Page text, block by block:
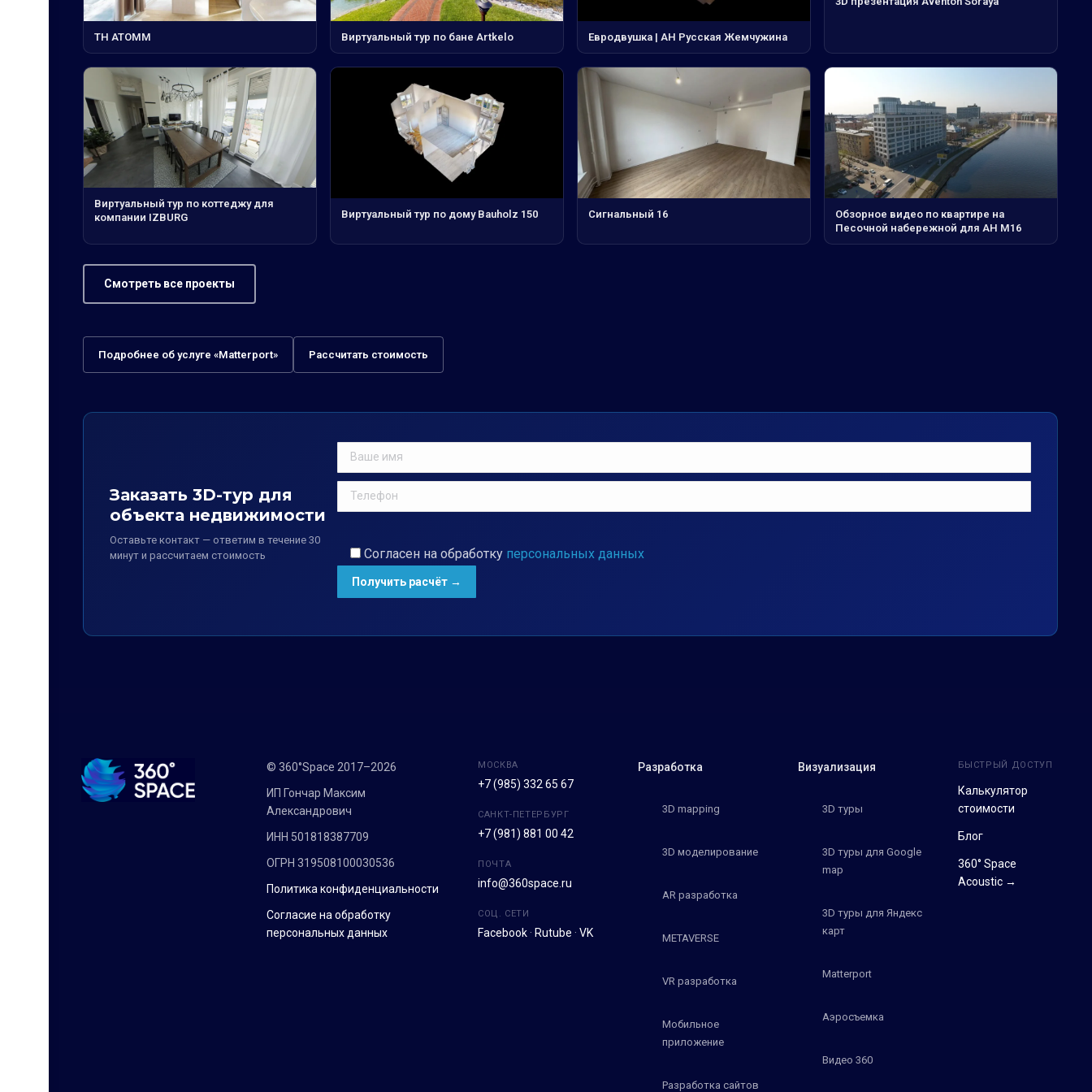
ТН АТОММ Виртуальный тур по бане Artkelo Евродвушка | АН Русская Жемчужина
Виртуальный тур по коттеджу для
компании IZBURG
Виртуальный тур по дому Bauholz 150 Сигнальный 16
Обзорное видео по квартире на
Песочной набережной для АН М16
Смотреть все проекты
Подробнее об услуге «Matterport» Рассчитать стоимость
Заказать 3D-тур для
объекта недвижимости
Оставьте контакт — ответим в течение 30
минут и рассчитаем стоимость
Согласен на обработку персональных данных
© 360°Space 2017–2026
ИП Гончар Максим
Александрович
ИНН 501818387709
ОГРН 319508100030536
Политика конфиденциальности
Согласие на обработку
персональных данных
МОСКВА
+7 (985) 332 65 67
САНКТ-ПЕТЕРБУРГ
+7 (981) 881 00 42
ПОЧТА
info@360space.ru
СОЦ. СЕТИ
Facebook· Rutube · VK
Разработка
3D mapping
3D моделирование
AR разработка
METAVERSE
VR разработка
Мобильное
приложение
Разработка сайтов
Визуализация
3D туры
3D туры для Google
map
3D туры для Яндекс
карт
Matterport
Аэросъемка
Видео 360
БЫСТРЫЙ ДОСТУП
Калькулятор
стоимости
Блог
360° Space
Acoustic →